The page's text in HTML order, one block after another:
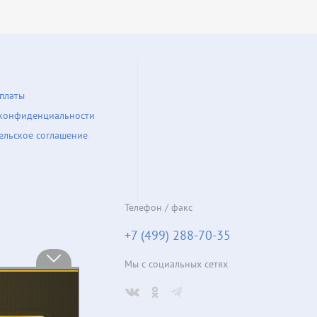
соглашение
Телефон / факс
+7 (499) 288-70-35
Мы с социальных сетях